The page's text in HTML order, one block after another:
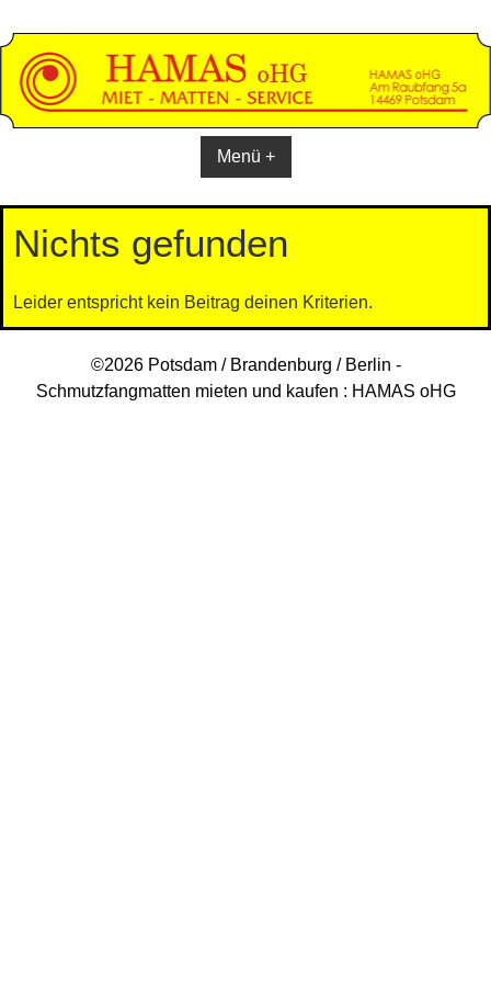
to
content
Menü +
Nichts gefunden
Leider entspricht kein Beitrag deinen Kriterien.
©2026 Potsdam / Brandenburg / Berlin -
Schmutzfangmatten mieten und kaufen : HAMAS oHG